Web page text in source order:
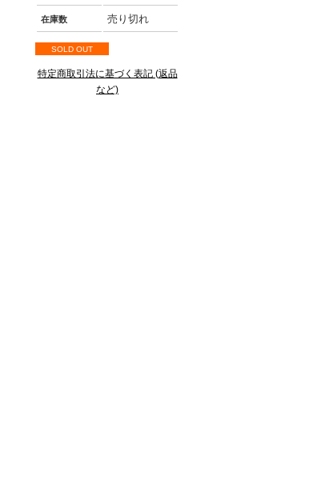
在庫数 売り切れ
SOLD OUT
特定商取引法に基づく表記 (返品
など)